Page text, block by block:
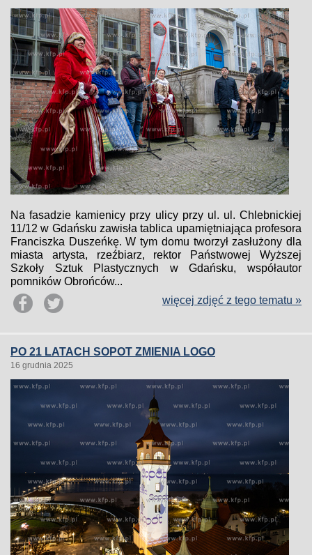
Na fasadzie kamienicy przy ulicy przy ul. ul. Chlebnickiej
11/12 w Gdańsku zawisła tablica upamiętniająca profesora
Franciszka Duszeńkę. W tym domu tworzył zasłużony dla
miasta artysta, rzeźbiarz, rektor Państwowej Wyższej
Szkoły Sztuk Plastycznych w Gdańsku, współautor
pomników Obrońców...
więcej zdjęć z tego tematu »
PO 21 LATACH SOPOT ZMIENIA LOGO
16 grudnia 2025